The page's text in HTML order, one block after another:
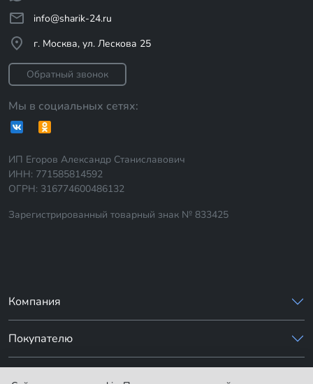
info@sharik-24.ru
г. Москва, ул. Лескова 25
Обратный звонок
Мы в социальных сетях:
ИП Егоров Александр Станиславович
ИНН: 771585814592
ОГРН: 316774600486132
Зарегистрированный товарный знак № 833425
Компания
Покупателю